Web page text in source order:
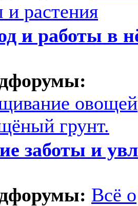
и растения
и работы в
овощей
грунт.
заботы и
Всё о